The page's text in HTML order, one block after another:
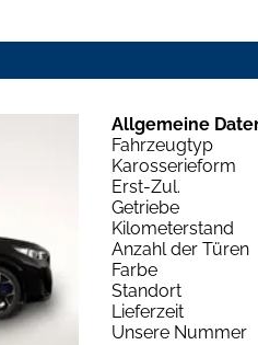
Allgemeine
Fahrzeugtyp
Karosserieform
Erst-Zul.
Getriebe
Kilometerstand
Anzahl der Türen
Farbe
Standort
Lieferzeit
Unsere Nummer